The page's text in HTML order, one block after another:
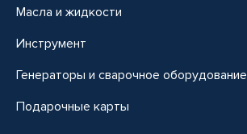
Масла и жидкости
Инструмент
Генераторы и сварочное оборудование
Подарочные карты